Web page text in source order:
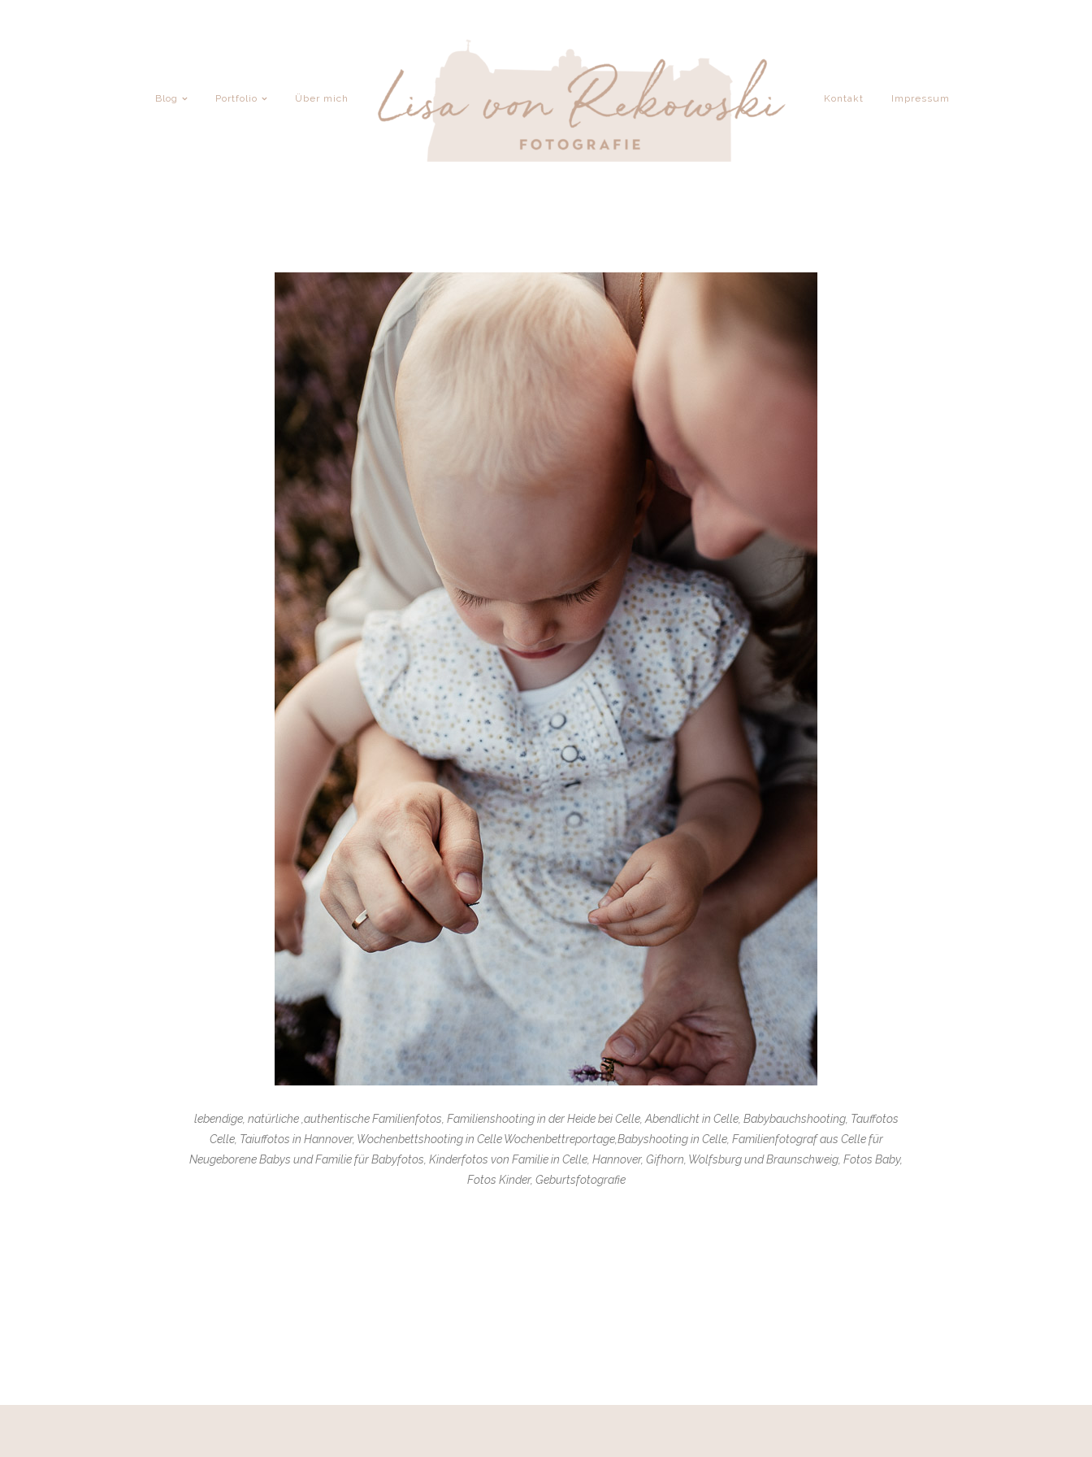
Blog Portfolio Über mich Kontakt Impressum
lebendige, natürliche ,authentische Familienfotos, Familienshooting in der Heide bei Celle, Abendlicht in Celle, Babybauchshooting, Tauffotos
Celle, Taiuffotos in Hannover, Wochenbettshooting in Celle Wochenbettreportage,Babyshooting in Celle, Familienfotograf aus Celle für
Neugeborene Babys und Familie für Babyfotos, Kinderfotos von Familie in Celle, Hannover, Gifhorn, Wolfsburg und Braunschweig, Fotos Baby,
Fotos Kinder, Geburtsfotografie